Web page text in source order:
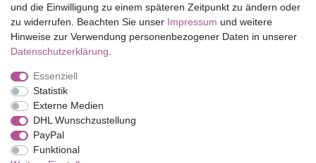
Service
Versandkosten
Impressum
Barrierefreiheitserklärung
und die Einwilligung zu einem späteren Zeitpunkt zu ändern oder
zu widerrufen. Beachten Sie unser Impressum und weitere
Hinweise zur Verwendung personenbezogener Daten in unserer
Daten­schutz­erklärung
Essenziell
Statistik
Externe Medien
DHL Wunschzustellung
PayPal
Funktional